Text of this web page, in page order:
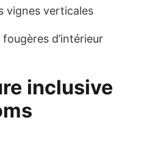
vignes verticales
d’intérieur
inclusive